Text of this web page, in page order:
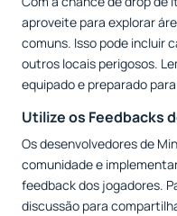
aproveite para explorar
comuns. Isso pode incluir
outros locais perigosos.
equipado e preparado
Utilize os Feedbacks
Os desenvolvedores de
comunidade e
feedback dos jogadores.
discussão para